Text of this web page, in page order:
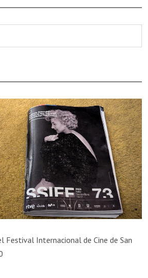
Festival Internacional de Cine de San